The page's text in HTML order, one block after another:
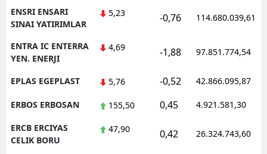
ENSRI ENSARI
SINAI YATIRIMLAR
5,23 -0,76 114.680.039,61
ENTRA IC ENTERRA
YEN. ENERJI
4,69 -1,88 97.851.774,54
EPLAS EGEPLAST 5,76 -0,52 42.866.095,87
ERBOS ERBOSAN 155,50 0,45 4.921.581,30
ERCB ERCIYAS
CELIK BORU
47,90 0,42 26.324.743,60